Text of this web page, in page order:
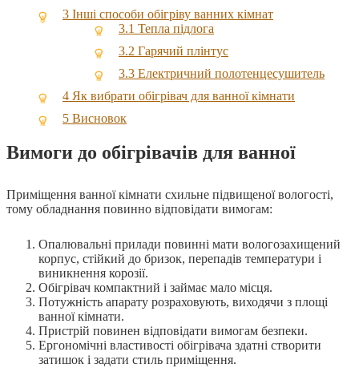
3 Інші способи обігріву ванних кімнат
3.1 Тепла підлога
3.2 Гарячий плінтус
3.3 Електричний полотенцесушитель
4 Як вибрати обігрівач для ванної кімнати
5 Висновок
Вимоги до обігрівачів для ванної
Приміщення ванної кімнати схильне підвищеної вологості,
тому обладнання повинно відповідати вимогам:
Опалювальні прилади повинні мати вологозахищений
корпус, стійкий до бризок, перепадів температури і
виникнення корозії.
Обігрівач компактний і займає мало місця.
Потужність апарату розраховують, виходячи з площі
ванної кімнати.
Пристрій повинен відповідати вимогам безпеки.
Ергономічні властивості обігрівача здатні створити
затишок і задати стиль приміщення.